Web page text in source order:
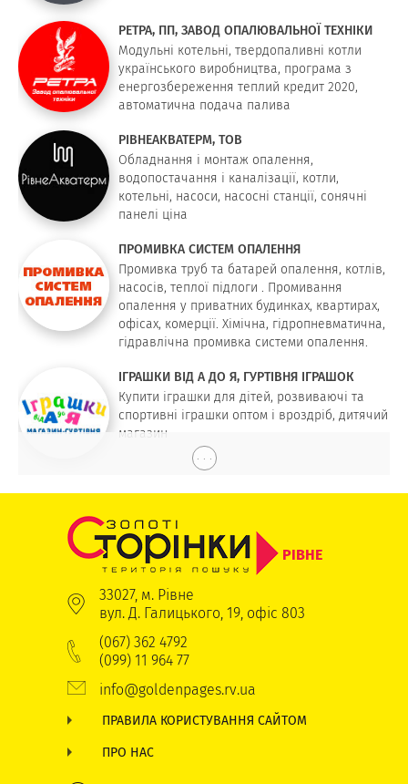
РЕТРА, ПП, ЗАВОД ОПАЛЮВАЛЬНОЇ ТЕХНІКИ
Модульні котельні, твердопаливні котли
українського виробництва, програма з
енергозбереження теплий кредит 2020,
автоматична подача палива
РІВНЕАКВАТЕРМ, ТОВ
Обладнання і монтаж опалення,
водопостачання і каналізації, котли,
котельні, насоси, насосні станції, сонячні
панелі ціна
ПРОМИВКА СИСТЕМ ОПАЛЕННЯ
Промивка труб та батарей опалення, котлів,
насосів, теплої підлоги . Промивання
опалення у приватних будинках, квартирах,
офісах, комерції. Хімічна, гідропневматична,
гідравлічна промивка системи опалення.
ІГРАШКИ ВІД А ДО Я, ГУРТІВНЯ ІГРАШОК
Купити іграшки для дітей, розвиваючі та
спортивні іграшки оптом і вроздріб, дитячий
магазин
. . .
РІВНЕ
33027, м. Рівне
вул. Д. Галицького, 19, офіс 803
(067) 362 4792
(099) 11 964 77
info@goldenpages.rv.ua
ПРАВИЛА КОРИСТУВАННЯ САЙТОМ
ПРО НАС